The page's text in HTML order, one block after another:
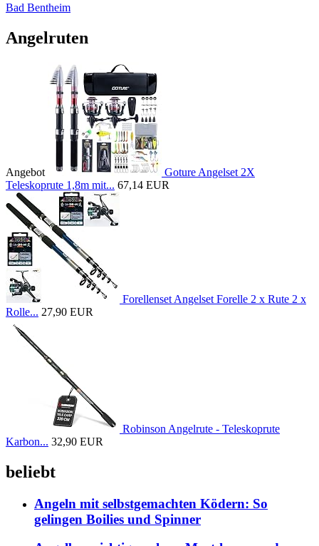
Bad Bentheim
Angelruten
Angebot
Goture Angelset 2X
Teleskoprute 1,8m mit... 67,14 EUR
Forellenset Angelset Forelle 2 x Rute 2 x
Rolle... 27,90 EUR
Robinson Angelrute - Teleskoprute
Karbon... 32,90 EUR
beliebt
Angeln mit selbstgemachten Ködern: So
gelingen Boilies und Spinner